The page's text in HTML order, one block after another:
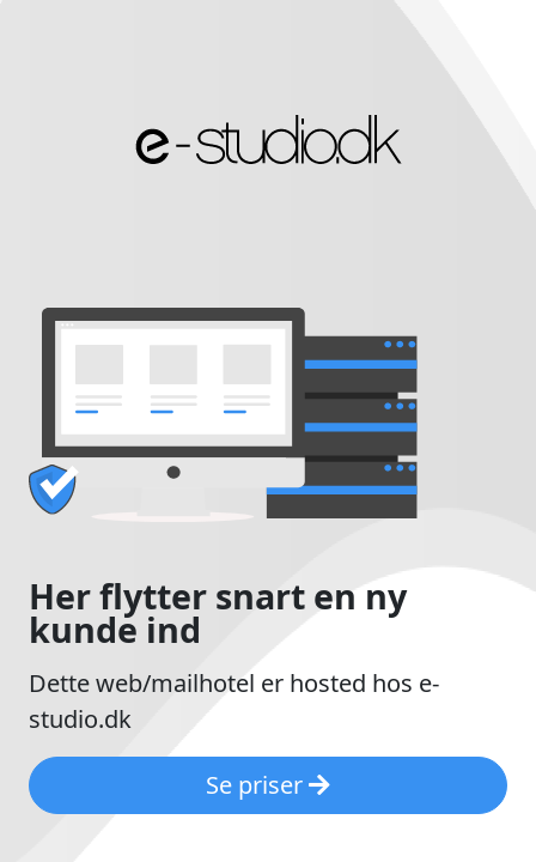
Her flytter snart en ny
kunde ind
Dette web/mailhotel er hosted hos e-
studio.dk
Se priser